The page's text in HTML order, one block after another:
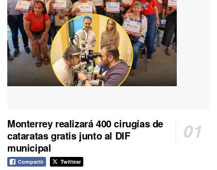
Monterrey realizará 400 cirugías de
cataratas gratis junto al DIF
municipal
Compartir Twittear